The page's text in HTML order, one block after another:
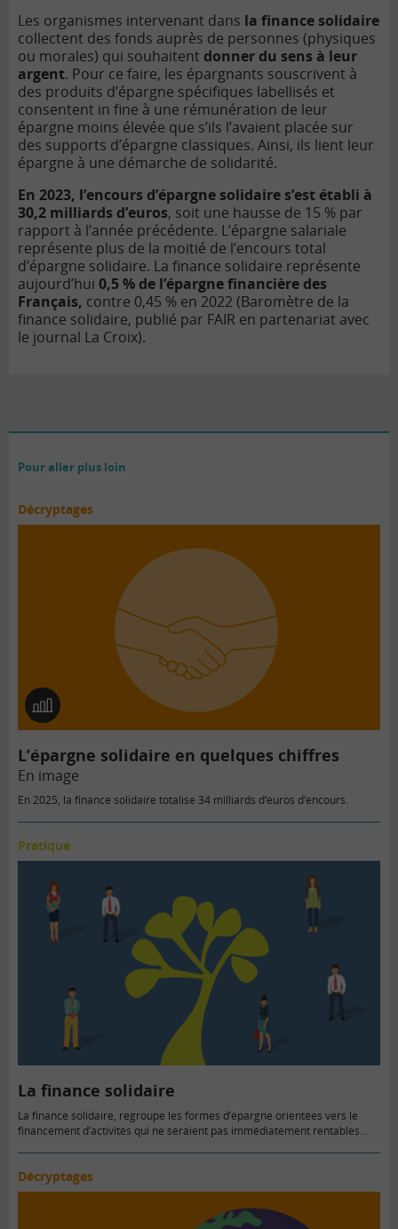
Les organismes intervenant dans la finance solidaire
collectent des fonds auprès de personnes (physiques
ou morales) qui souhaitent donner du sens à leur
argent. Pour ce faire, les épargnants souscrivent à
des produits d’épargne spécifiques labellisés et
consentent in fine à une rémunération de leur
épargne moins élevée que s’ils l’avaient placée sur
des supports d’épargne classiques. Ainsi, ils lient leur
épargne à une démarche de solidarité.
En 2023, l’encours d’épargne solidaire s’est établi à
30,2 milliards d’euros, soit une hausse de 15 % par
rapport à l’année précédente. L’épargne salariale
représente plus de la moitié de l’encours total
d’épargne solidaire. La finance solidaire représente
aujourd’hui 0,5 % de l’épargne financière des
Français, contre 0,45 % en 2022 (Baromètre de la
finance solidaire, publié par FAIR en partenariat avec
le journal La Croix).
Pour aller plus loin
Décryptages
En
image
L’épargne solidaire en quelques chiffres
En image
En 2025, la finance solidaire totalise 34 milliards d’euros d’encours.
Pratique
La finance solidaire
La finance solidaire, regroupe les formes d’épargne orientées vers le
financement d’activités qui ne seraient pas immédiatement rentables…
Décryptages